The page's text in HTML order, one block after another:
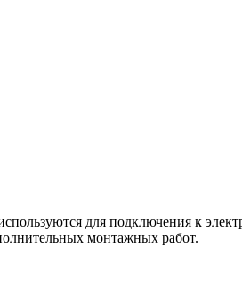
для подключения к
монтажных работ.